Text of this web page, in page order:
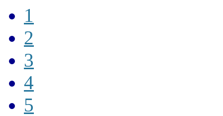
1
2
3
4
5